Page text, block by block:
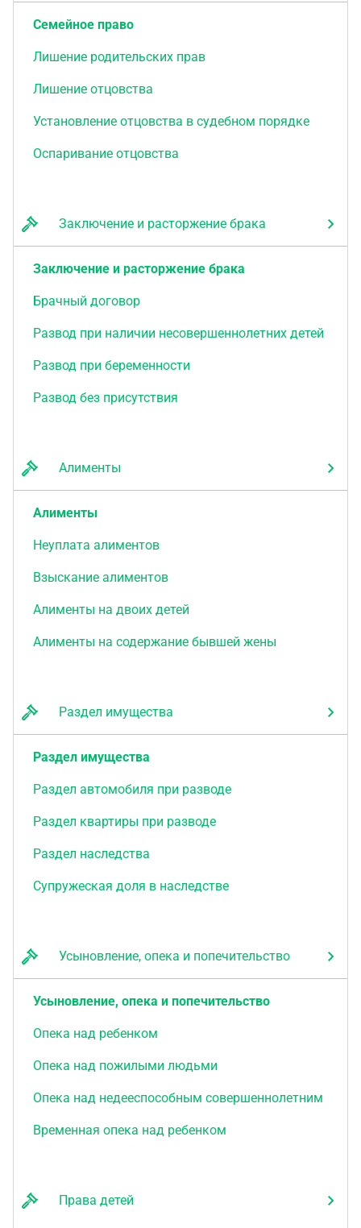
Семейное право
Лишение родительских прав
Лишение отцовства
Установление отцовства в судебном порядке
Оспаривание отцовства
Заключение и расторжение брака
Заключение и расторжение брака
Брачный договор
Развод при наличии несовершеннолетних детей
Развод при беременности
Развод без присутствия
Алименты
Алименты
Неуплата алиментов
Взыскание алиментов
Алименты на двоих детей
Алименты на содержание бывшей жены
Раздел имущества
Раздел имущества
Раздел автомобиля при разводе
Раздел квартиры при разводе
Раздел наследства
Супружеская доля в наследстве
Усыновление, опека и попечительство
Усыновление, опека и попечительство
Опека над ребенком
Опека над пожилыми людьми
Опека над недееспособным совершеннолетним
Временная опека над ребенком
Права детей